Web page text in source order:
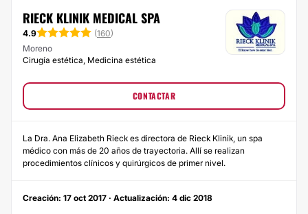
RIECK KLINIK MEDICAL SPA
4.9 (160)
Moreno
Cirugía estética, Medicina estética
CONTACTAR
La Dra. Ana Elizabeth Rieck es directora de Rieck Klinik, un spa
médico con más de 20 años de trayectoria. Allí se realizan
procedimientos clínicos y quirúrgicos de primer nivel.
Creación: 17 oct 2017 · Actualización: 4 dic 2018